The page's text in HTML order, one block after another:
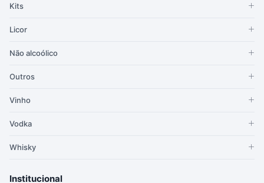
Kits
Licor
Não alcoólico
Outros
Vinho
Vodka
Whisky
Institucional